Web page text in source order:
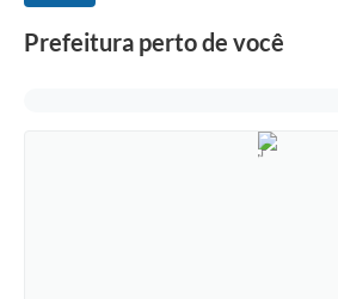
Prefeitura perto de você